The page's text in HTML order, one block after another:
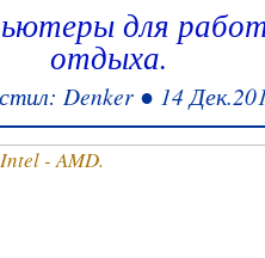
для
отдыха.
Denker ● 14